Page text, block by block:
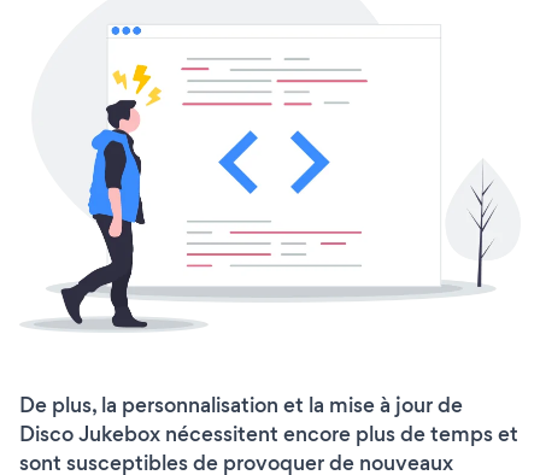
De plus, la personnalisation et la mise à jour de
Disco Jukebox nécessitent encore plus de temps et
sont susceptibles de provoquer de nouveaux